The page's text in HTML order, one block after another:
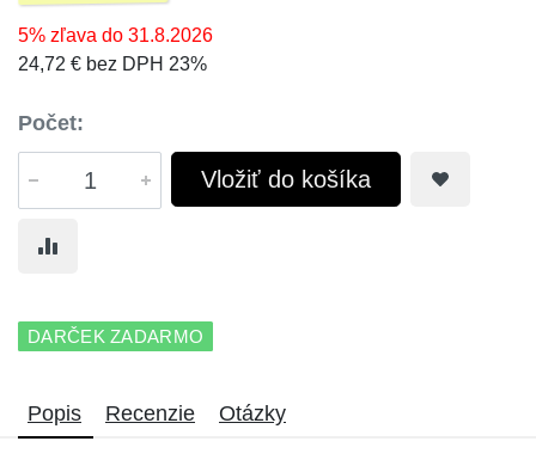
5% zľava do 31.8.2026
24,72 € bez DPH 23%
Počet:
Vložiť do košíka
DARČEK ZADARMO
Popis Recenzie Otázky